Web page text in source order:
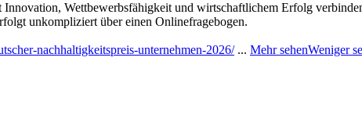
Wettbewerbsfähigkeit und wirtschaftlichem Erfolg
unkompliziert über einen Onlinefragebogen.
nachhaltigkeitspreis-unternehmen-2026/ ... Mehr sehenWeniger